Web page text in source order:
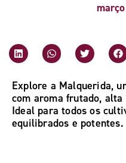
Explore a Malquerida,
com aroma frutado,
Ideal para todos os
equilibrados e potentes.